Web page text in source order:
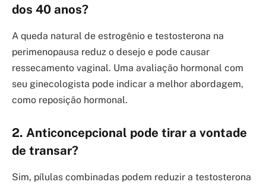
dos 40 anos?
A queda natural de estrogênio e testosterona na
perimenopausa reduz o desejo e pode causar
ressecamento vaginal. Uma avaliação hormonal com
seu ginecologista pode indicar a melhor abordagem,
como reposição hormonal.
2. Anticoncepcional pode tirar a vontade
de transar?
Sim, pílulas combinadas podem reduzir a testosterona